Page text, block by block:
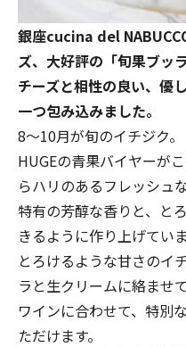
銀座cucina del
ズ、大好評の「旬果ブッ
チーズと相性の良い、優
一つ包み込みました。
8～10月が旬のイチジク。
HUGEの青果バイヤーが
らハリのあるフレッシュ
特有の芳醇な香りと、と
きるように作り上げていま
とろけるような甘さのイ
ラと生クリームに絡ませ
ワインに合わせて、特別
ただけます。